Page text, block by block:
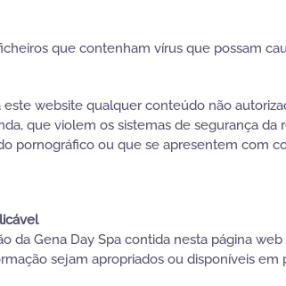
que contenham vírus que possam
este website qualquer conteúdo não
que violem os sistemas de segurança
pornográfico ou que se apresentem com
da Gena Day Spa contida nesta página
sejam apropriados ou disponíveis em